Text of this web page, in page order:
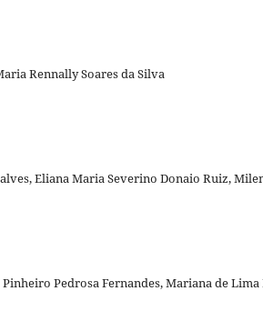
Rennally Soares da Silva
Eliana Maria Severino Donaio Ruiz,
Pedrosa Fernandes, Mariana de Lima